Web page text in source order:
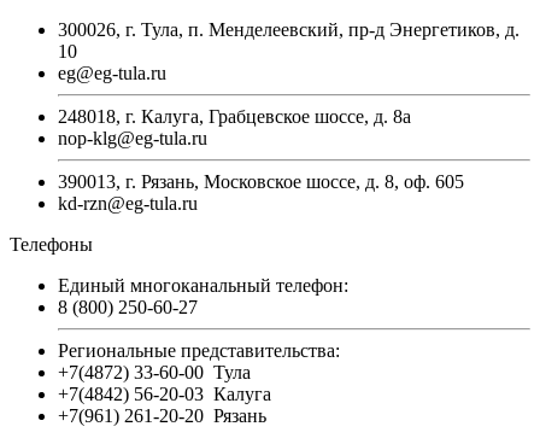
300026, г. Тула, п. Менделеевский, пр-д Энергетиков, д.
10
eg@eg-tula.ru
248018, г. Калуга, Грабцевское шоссе, д. 8а
nop-klg@eg-tula.ru
390013, г. Рязань, Московское шоссе, д. 8, оф. 605
kd-rzn@eg-tula.ru
Телефоны
Единый многоканальный телефон:
8 (800) 250-60-27
Региональные представительства:
+7(4872) 33-60-00 Тула
+7(4842) 56-20-03 Калуга
+7(961) 261-20-20 Рязань